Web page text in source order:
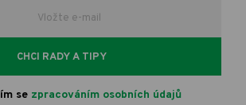
CHCI RADY A TIPY
se zpracováním osobních údajů